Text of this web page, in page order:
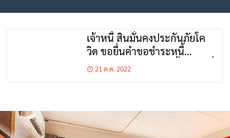
เจ้าหนี้ สินมั่นคงประกันภัยโค
วิด ขอยื่นคำขอชำระหนี้
ออนไลน์ ได้แล้ว ตามขั้นตอน ที่
21 ต.ค. 2022